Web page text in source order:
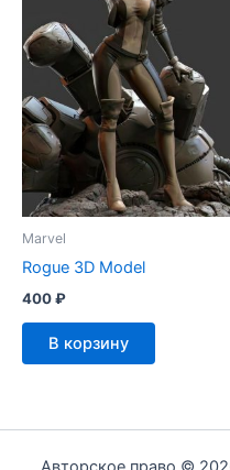
Marvel
Rogue 3D Model
400₽
В корзину